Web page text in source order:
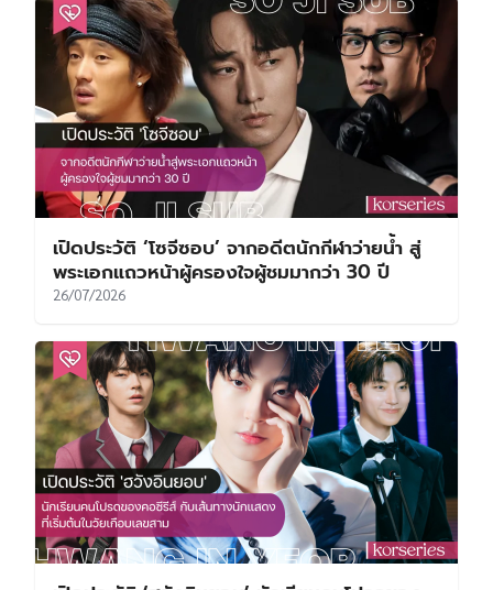
SPOTLIGHT
เปิดประวัติ ‘ฮเยริ’ จาก ‘ด็อกซอน’ ที่ใครหลายคน
ตกหลุมรัก สู่นักแสดงผู้เติบโตผ่านทุกบทบาทที่
เลือกเดิน
31/07/2026